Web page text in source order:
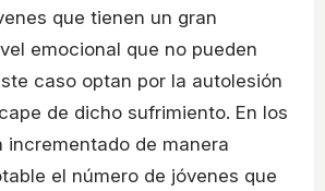
que tienen un gran
emocional que no pueden
caso optan por la autolesión
de dicho sufrimiento. En los
incrementado de manera
el número de jóvenes que